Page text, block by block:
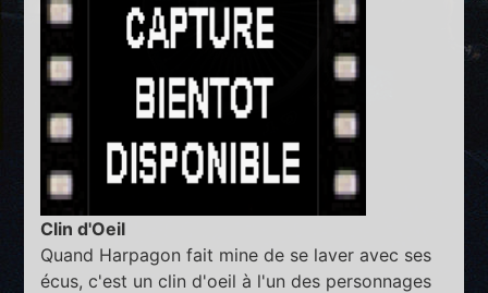
Clin d'Oeil
Quand Harpagon fait mine de se laver avec ses
écus, c'est un clin d'oeil à l'un des personnages